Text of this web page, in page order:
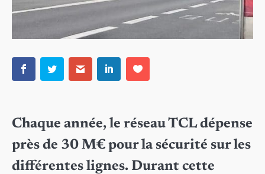
Chaque année, le réseau TCL dépense
près de 30 M€ pour la sécurité sur les
différentes lignes. Durant cette